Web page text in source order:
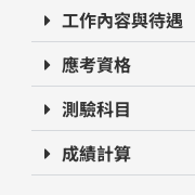
工作內容與待遇
應考資格
測驗科目
成績計算